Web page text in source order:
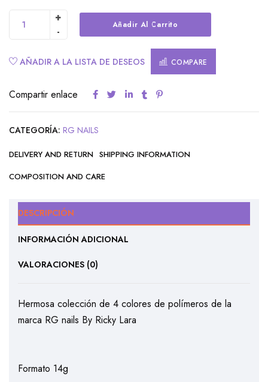
Añadir Al Carrito
AÑADIR A LA LISTA DE DESEOS COMPARE
Compartir enlace
CATEGORÍA: RG NAILS
DELIVERY AND RETURN SHIPPING INFORMATION
COMPOSITION AND CARE
DESCRIPCIÓN
INFORMACIÓN ADICIONAL
VALORACIONES (0)
Hermosa colección de 4 colores de polímeros de la
marca RG nails By Ricky Lara
Formato 14g